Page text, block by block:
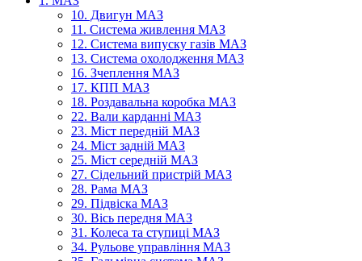
10. Двигун МАЗ
11. Система живлення МАЗ
12. Система випуску газів МАЗ
13. Система охолодження МАЗ
16. Зчеплення МАЗ
17. КПП МАЗ
18. Роздавальна коробка МАЗ
22. Вали карданні МАЗ
23. Міст передній МАЗ
24. Міст задній МАЗ
25. Міст середній МАЗ
27. Сідельний пристрій МАЗ
28. Рама МАЗ
29. Підвіска МАЗ
30. Вісь передня МАЗ
31. Колеса та ступиці МАЗ
34. Рульове управління МАЗ